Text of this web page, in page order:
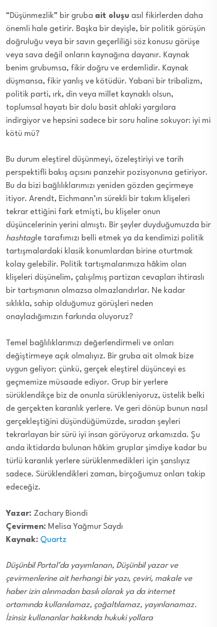
“Düşünmezlik” bir gruba ait oluşu asıl fikirlerden daha
önemli hale getirir. Başka bir deyişle, bir politik görüşün
doğruluğu veya bir savın geçerliliği söz konusu görüşe
veya sava değil onların kaynağına dayanır. Kaynak
benim grubumsa, fikir doğru ve erdemlidir. Kaynak
düşmansa, fikir yanlış ve kötüdür. Yabani bir tribalizm,
politik parti, ırk, din veya millet kaynaklı olsun,
toplumsal hayatı bir dolu basit ahlaki yargılara
indirgiyor ve hepsini sadece bir soru haline sokuyor: iyi mi
kötü mü?
Bu durum eleştirel düşünmeyi, özeleştiriyi ve tarih
perspektifli bakış açısını panzehir pozisyonuna getiriyor.
Bu da bizi bağlılıklarımızı yeniden gözden geçirmeye
itiyor. Arendt, Eichmann’ın sürekli bir takım klişeleri
tekrar ettiğini fark etmişti, bu klişeler onun
düşüncelerinin yerini almıştı. Bir şeyler duyduğumuzda bir
hashtag le tarafımızı belli etmek ya da kendimizi politik
tartışmalardaki klasik konumlardan birine oturtmak
kolay gelebilir. Politik tartışmalarımıza hâkim olan
klişeleri düşünelim, çalışılmış partizan cevapları ihtiraslı
bir tartışmanın olmazsa olmazlarıdırlar. Ne kadar
sıklıkla, sahip olduğumuz görüşleri neden
onayladığımızın farkında oluyoruz?
Temel bağlılıklarımızı değerlendirmeli ve onları
değiştirmeye açık olmalıyız. Bir gruba ait olmak bize
uygun geliyor; çünkü, gerçek eleştirel düşünceyi es
geçmemize müsaade ediyor. Grup bir yerlere
sürüklendikçe biz de onunla sürükleniyoruz, üstelik belki
de gerçekten karanlık yerlere. Ve geri dönüp bunun nasıl
gerçekleştiğini düşündüğümüzde, sıradan şeyleri
tekrarlayan bir sürü iyi insan görüyoruz arkamızda. Şu
anda iktidarda bulunan hâkim gruplar şimdiye kadar bu
türlü karanlık yerlere sürüklenmedikleri için şanslıyız
sadece. Sürüklendikleri zaman, birçoğumuz onları takip
edeceğiz.
Yazar: Zachary Biondi
Çevirmen: Melisa Yağmur Saydı
Kaynak: Quartz
Düşünbil Portal’da yayımlanan, Düşünbil yazar ve
çevirmenlerine ait herhangi bir yazı, çeviri, makale ve
haber izin alınmadan basılı olarak ya da internet
ortamında kullanılamaz, çoğaltılamaz, yayınlanamaz.
İzinsiz kullananlar hakkında hukuki yollara